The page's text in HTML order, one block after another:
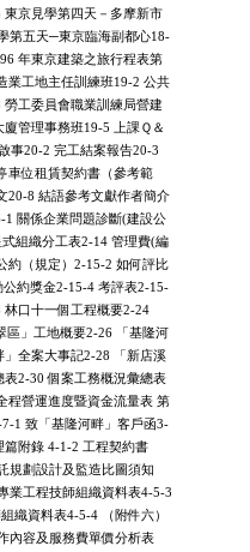
京見學第四天－多摩新市
第五天─東京臨海副都心18-
年東京建築之旅行程表第
業工地主任訓練班19-2 公共
工委員會職業訓練局營建
管理事務班19-5 上課Ｑ＆
事20-2 完工結案報告20-3
車位租賃契約書（參考範
20-8 結語參考文獻作者簡介
1 關係企業問題診斷(建設公
組織分工表2-14 管理費(編
約（規定）2-15-2 如何評比
約獎金2-15-4 考評表2-15-
口十一個工程概要2-24
區」工地概要2-26 「基隆河
全案大事記2-28 「新店溪
2-30 個案工務概況彙總表
程營運進度暨資金流量表 第
1 致「基隆河畔」客戶函3-
附錄 4-1-2 工程契約書
規劃設計及監造比圖須知
業工程技師組織資料表4-5-3
織資料表4-5-4 （附件六）
內容及服務費單價分析表